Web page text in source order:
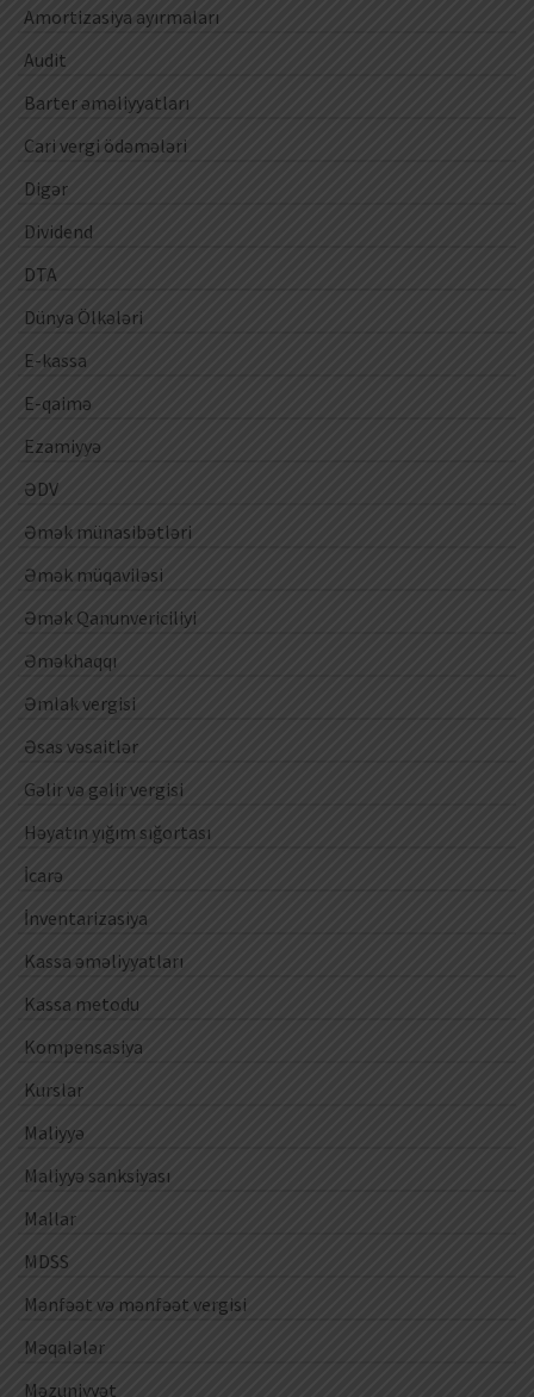
Amortizasiya ayırmaları
Audit
Barter əməliyyatları
Cari vergi ödəmələri
Digər
Dividend
DTA
Dünya Ölkələri
E-kassa
E-qaimə
Ezamiyyə
ƏDV
Əmək münasibətləri
Əmək müqaviləsi
Əmək Qanunvericiliyi
Əməkhaqqı
Əmlak vergisi
Əsas vəsaitlər
Gəlir və gəlir vergisi
Həyatın yığım sığortası
İcarə
İnventarizasiya
Kassa əməliyyatları
Kassa metodu
Kompensasiya
Kurslar
Maliyyə
Maliyyə sanksiyası
Mallar
MDSS
Mənfəət və mənfəət vergisi
Məqalələr
Məzuniyyət